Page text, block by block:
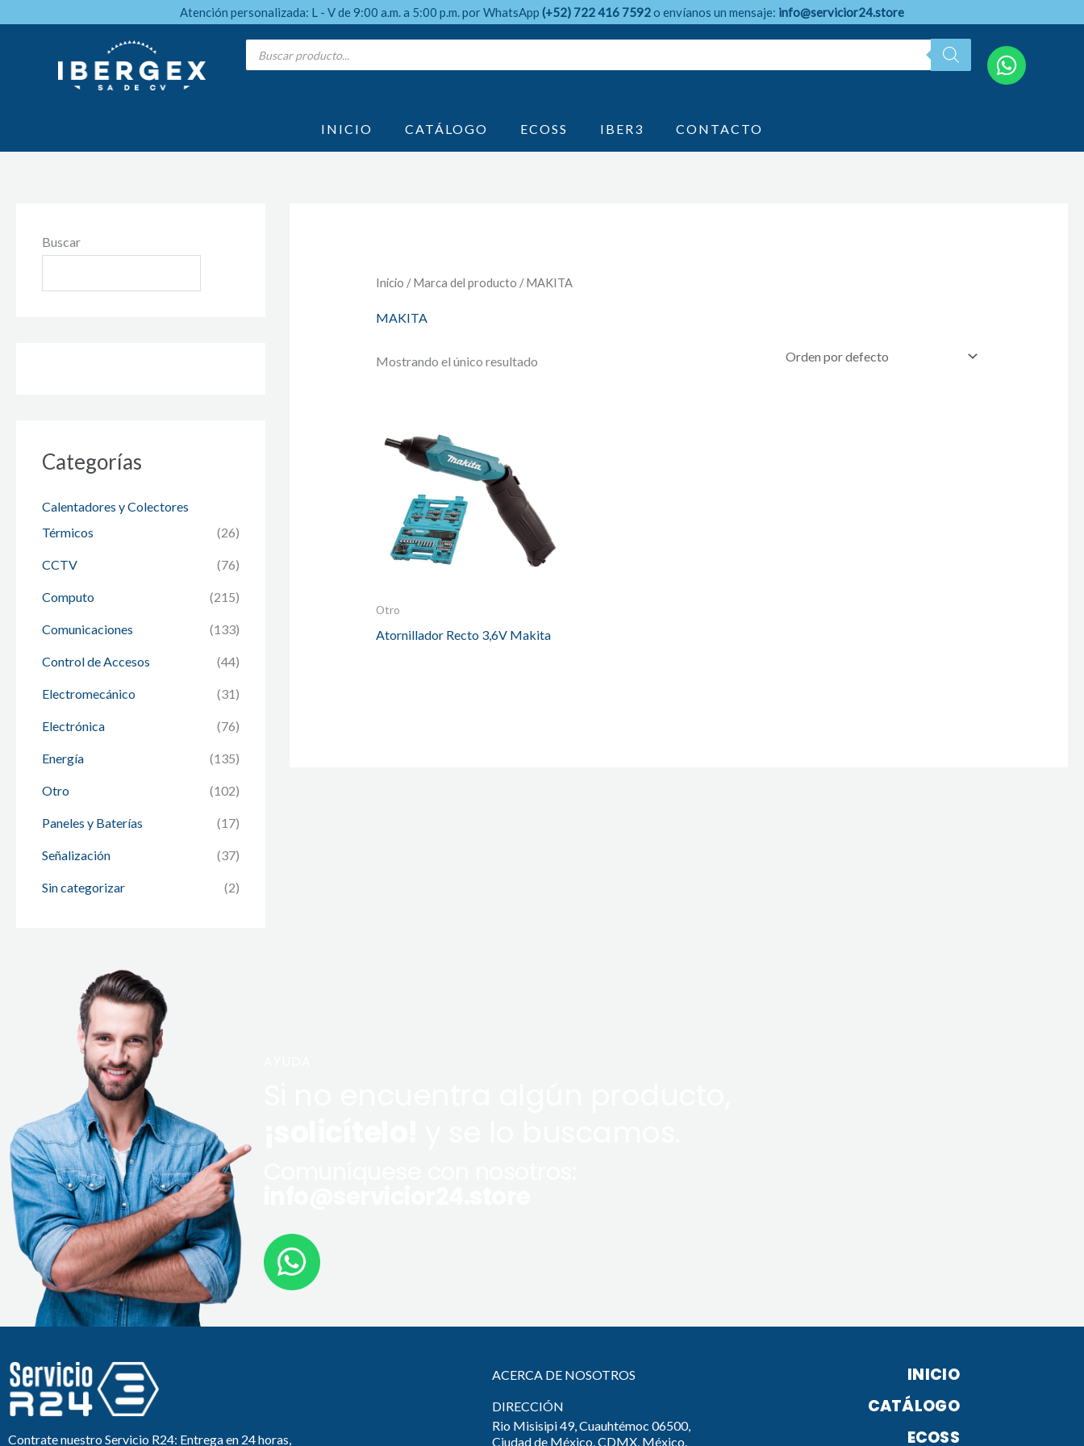
Atención personalizada: L - V de 9:00 a.m. a 5:00 p.m. por WhatsApp (+52) 722 416 7592o envíanos un mensaje: info@servicior24.store
Products
search
INICIO CATÁLOGO ECOSS IBER3 CONTACTO
Buscar
Categorías
Calentadores y Colectores
Térmicos
(26)
CCTV (76)
Computo (215)
Comunicaciones (133)
Control de Accesos (44)
Electromecánico (31)
Electrónica (76)
Energía (135)
Otro (102)
Paneles y Baterías (17)
Señalización (37)
Sin categorizar (2)
Inicio / Marca del producto / MAKITA
MAKITA
Mostrando el único resultado
Otro
Atornillador Recto 3,6V Makita
Contrate nuestro Servicio R24: Entrega en 24 horas,
ACERCA DE NOSOTROS
DIRECCIÓN
Rio Misisipi 49, Cuauhtémoc 06500,
Ciudad de México, CDMX, México.
INICIO
CATÁLOGO
ECOSS